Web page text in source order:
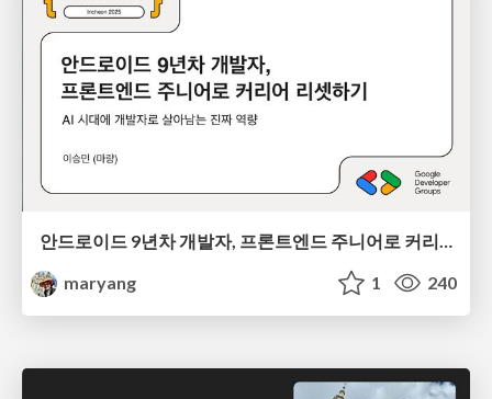
안드로이드 9년차 개발자, 프론트엔드 주니어로 커리어 리셋하기
maryang
1 240